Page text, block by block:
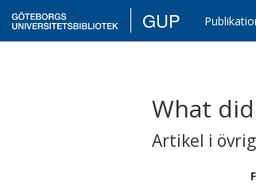
GUP
What
Artikel i